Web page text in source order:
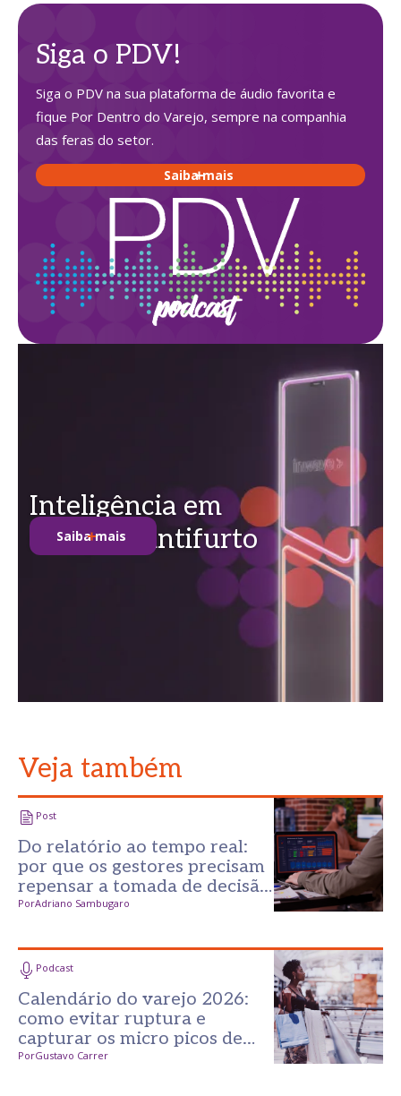
Siga o PDV!
Siga o PDV na sua plataforma de áudio favorita e
fique Por Dentro do Varejo, sempre na companhia
das feras do setor.
Saiba mais
Inteligência em
soluções antifurto
Saiba mais
Veja também
Post
Do relatório ao tempo real:
por que os gestores precisam
repensar a tomada de decisão
no varejo?
PorAdriano Sambugaro
Podcast
Calendário do varejo 2026:
como evitar ruptura e
capturar os micro picos de
consumo
PorGustavo Carrer